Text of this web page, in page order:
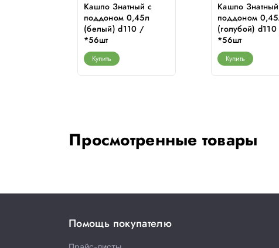
Кашпо Знатный с
поддоном 0,45л
(белый) d110 /
*56шт
Купить
Кашпо
поддоном
(голубой)
*56шт
Купить
Просмотренные товары
Помощь покупателю